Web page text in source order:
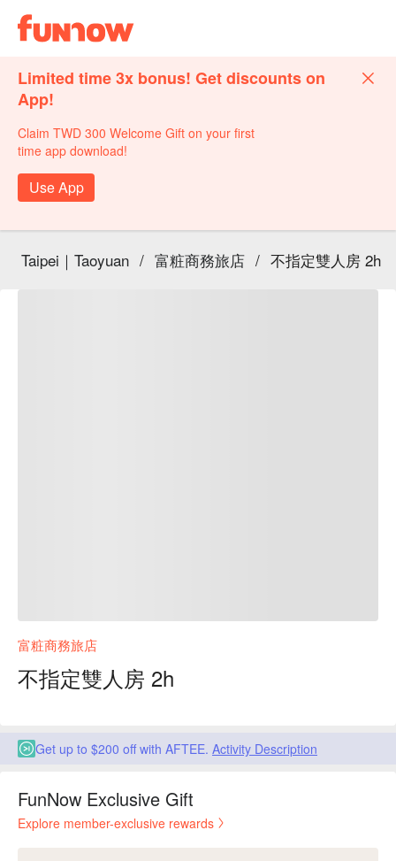
Limited time 3x bonus! Get discounts on
App!
Claim TWD 300 Welcome Gift on your first
time app download!
Use App
Taipei｜Taoyuan / 富粧商務旅店 / 不指定雙人房 2h
富粧商務旅店
不指定雙人房 2h
Get up to $200 off with AFTEE. Activity Description
FunNow Exclusive Gift
Explore member-exclusive rewards